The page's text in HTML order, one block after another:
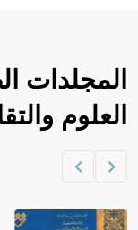
المجلدات
العلوم